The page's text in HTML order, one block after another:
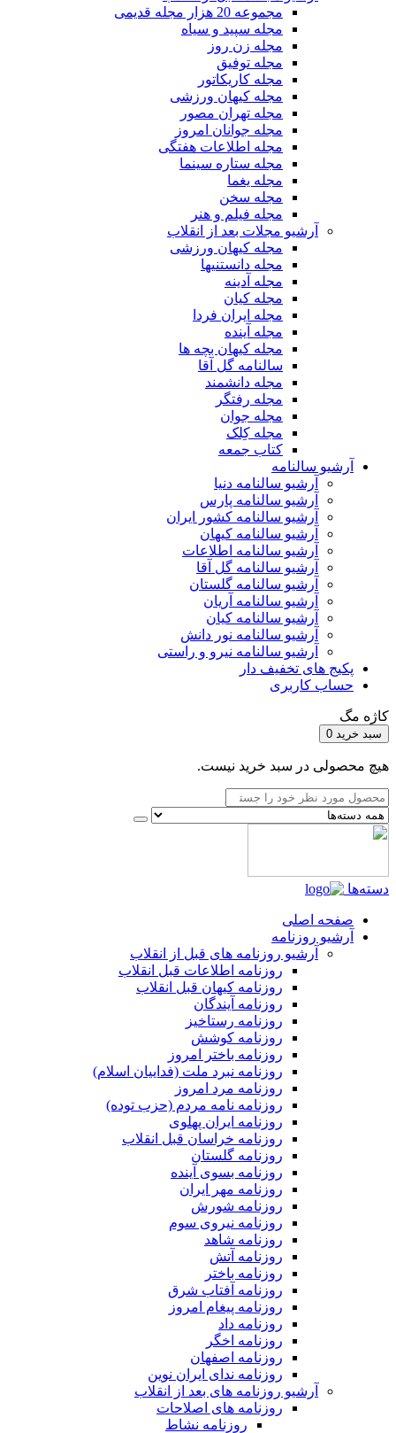
مجموعه 20 هزار مجله قدیمی
مجله سپید و سیاه
مجله زن روز
مجله توفیق
مجله کاریکاتور
مجله کیهان ورزشی
مجله تهران مصور
مجله جوانان امروز
مجله اطلاعات هفتگی
مجله ستاره سینما
مجله یغما
مجله سخن
مجله فیلم و هنر
آرشیو مجلات بعد از انقلاب
مجله کیهان ورزشی
مجله دانستنیها
مجله آدینه
مجله کیان
مجله ایران فردا
مجله آینده
مجله کیهان بچه ها
سالنامه گل آقا
مجله دانشمند
مجله رفتگر
مجله جوان
مجله کِلک
کتاب جمعه
آرشیو سالنامه
آرشیو سالنامه دنیا
آرشیو سالنامه پارس
آرشیو سالنامه کشور ایران
آرشیو سالنامه کیهان
آرشیو سالنامه اطلاعات
آرشیو سالنامه گل آقا
آرشیو سالنامه گلستان
آرشیو سالنامه آریان
آرشیو سالنامه کیان
آرشیو سالنامه نور دانش
آرشیو سالنامه نیرو و راستی
پکیج های تخفیف دار
حساب کاربری
کاژه مگ
سبد خرید 0
هیچ محصولی در سبد خرید نیست.
دسته‌ها
صفحه اصلی
آرشیو روزنامه
آرشیو روزنامه های قبل از انقلاب
روزنامه اطلاعات قبل انقلاب
روزنامه کیهان قبل انقلاب
روزنامه آیندگان
روزنامه رستاخیز
روزنامه کوشش
روزنامه باختر امروز
روزنامه نبرد ملت (فداییان اسلام)
روزنامه مرد امروز
روزنامه نامه مردم (حزب توده)
روزنامه ایران پهلوی
روزنامه خراسان قبل انقلاب
روزنامه گلستان
روزنامه بسوی آینده
روزنامه مهر ایران
روزنامه شورش
روزنامه نیروی سوم
روزنامه شاهد
روزنامه آتش
روزنامه باختر
روزنامه آفتاب شرق
روزنامه پیغام امروز
روزنامه داد
روزنامه اخگر
روزنامه اصفهان
روزنامه ندای ایران نوین
آرشیو روزنامه های بعد از انقلاب
روزنامه های اصلاحات
روزنامه نشاط